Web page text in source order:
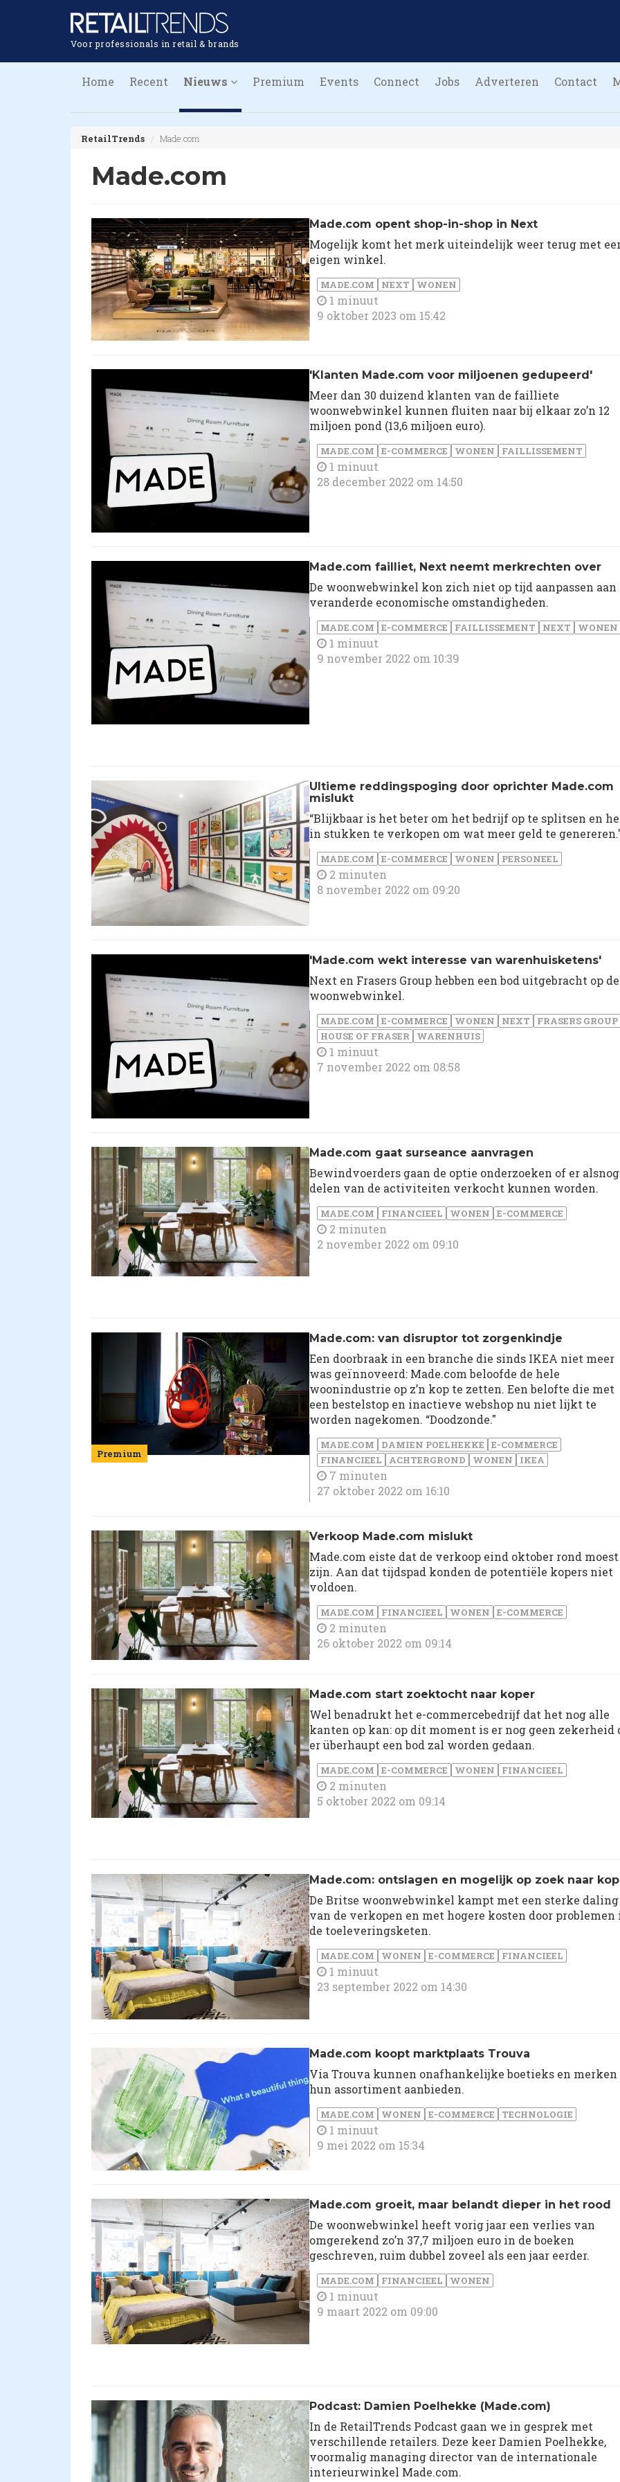
Voor professionals in retail & brands
Home Recent Nieuws Premium Events Connect Jobs Adverteren Contact
RetailTrends Made.com
Made.com
Made.com opent shop-in-shop in Next
Mogelijk komt het merk uiteindelijk weer terug met
eigen winkel.
MADE.COM NEXT WONEN
1 minuut
9 oktober 2023 om 15:42
'Klanten Made.com voor miljoenen gedupeerd'
Meer dan 30 duizend klanten van de failliete
woonwebwinkel kunnen fluiten naar bij elkaar zo’n 12
miljoen pond (13,6 miljoen euro).
MADE.COM E-COMMERCE WONEN FAILLISSEMENT
1 minuut
28 december 2022 om 14:50
Made.com failliet, Next neemt merkrechten over
De woonwebwinkel kon zich niet op tijd aanpassen aan
veranderde economische omstandigheden.
MADE.COM E-COMMERCE FAILLISSEMENT NEXT WONEN
1 minuut
9 november 2022 om 10:39
Ultieme reddingspoging door oprichter Made.com
mislukt
“Blijkbaar is het beter om het bedrijf op te splitsen en
in stukken te verkopen om wat meer geld te
MADE.COM E-COMMERCE WONEN PERSONEEL
2 minuten
8 november 2022 om 09:20
'Made.com wekt interesse van warenhuisketens'
Next en Frasers Group hebben een bod uitgebracht op de
woonwebwinkel.
MADE.COM E-COMMERCE WONEN NEXT
FRASERS GROUP
HOUSE OF FRASER
WARENHUIS
1 minuut
7 november 2022 om 08:58
Made.com gaat surseance aanvragen
Bewindvoerders gaan de optie onderzoeken of er alsnog
delen van de activiteiten verkocht kunnen worden.
MADE.COM FINANCIEEL WONEN E-COMMERCE
2 minuten
2 november 2022 om 09:10
Premium
Made.com: van disruptor tot zorgenkindje
Een doorbraak in een branche die sinds IKEA niet meer
was geïnnoveerd: Made.com beloofde de hele
woonindustrie op z’n kop te zetten. Een belofte die met
een bestelstop en inactieve webshop nu niet lijkt te
worden nagekomen. “Doodzonde."
MADE.COM DAMIEN POELHEKKE
E-COMMERCE
FINANCIEEL
ACHTERGROND WONEN IKEA
7 minuten
27 oktober 2022 om 16:10
Verkoop Made.com mislukt
Made.com eiste dat de verkoop eind oktober rond moest
zijn. Aan dat tijdspad konden de potentiële kopers niet
voldoen.
MADE.COM FINANCIEEL WONEN E-COMMERCE
2 minuten
26 oktober 2022 om 09:14
Made.com start zoektocht naar koper
Wel benadrukt het e-commercebedrijf dat het nog alle
kanten op kan: op dit moment is er nog geen zekerheid
er überhaupt een bod zal worden gedaan.
MADE.COM E-COMMERCE WONEN FINANCIEEL
2 minuten
5 oktober 2022 om 09:14
Made.com: ontslagen en mogelijk op zoek naar
De Britse woonwebwinkel kampt met een sterke daling
van de verkopen en met hogere kosten door problemen
de toeleveringsketen.
MADE.COM WONEN E-COMMERCE FINANCIEEL
1 minuut
23 september 2022 om 14:30
Made.com koopt marktplaats Trouva
Via Trouva kunnen onafhankelijke boetieks en merken
hun assortiment aanbieden.
MADE.COM WONEN E-COMMERCE TECHNOLOGIE
1 minuut
9 mei 2022 om 15:34
Made.com groeit, maar belandt dieper in het rood
De woonwebwinkel heeft vorig jaar een verlies van
omgerekend zo’n 37,7 miljoen euro in de boeken
geschreven, ruim dubbel zoveel als een jaar eerder.
MADE.COM FINANCIEEL WONEN
1 minuut
9 maart 2022 om 09:00
Podcast: Damien Poelhekke (Made.com)
In de RetailTrends Podcast gaan we in gesprek met
verschillende retailers. Deze keer Damien Poelhekke,
voormalig managing director van de internationale
interieurwinkel Made.com.